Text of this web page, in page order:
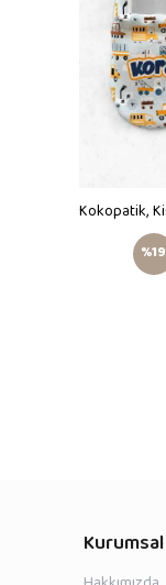
%19
Kurumsal